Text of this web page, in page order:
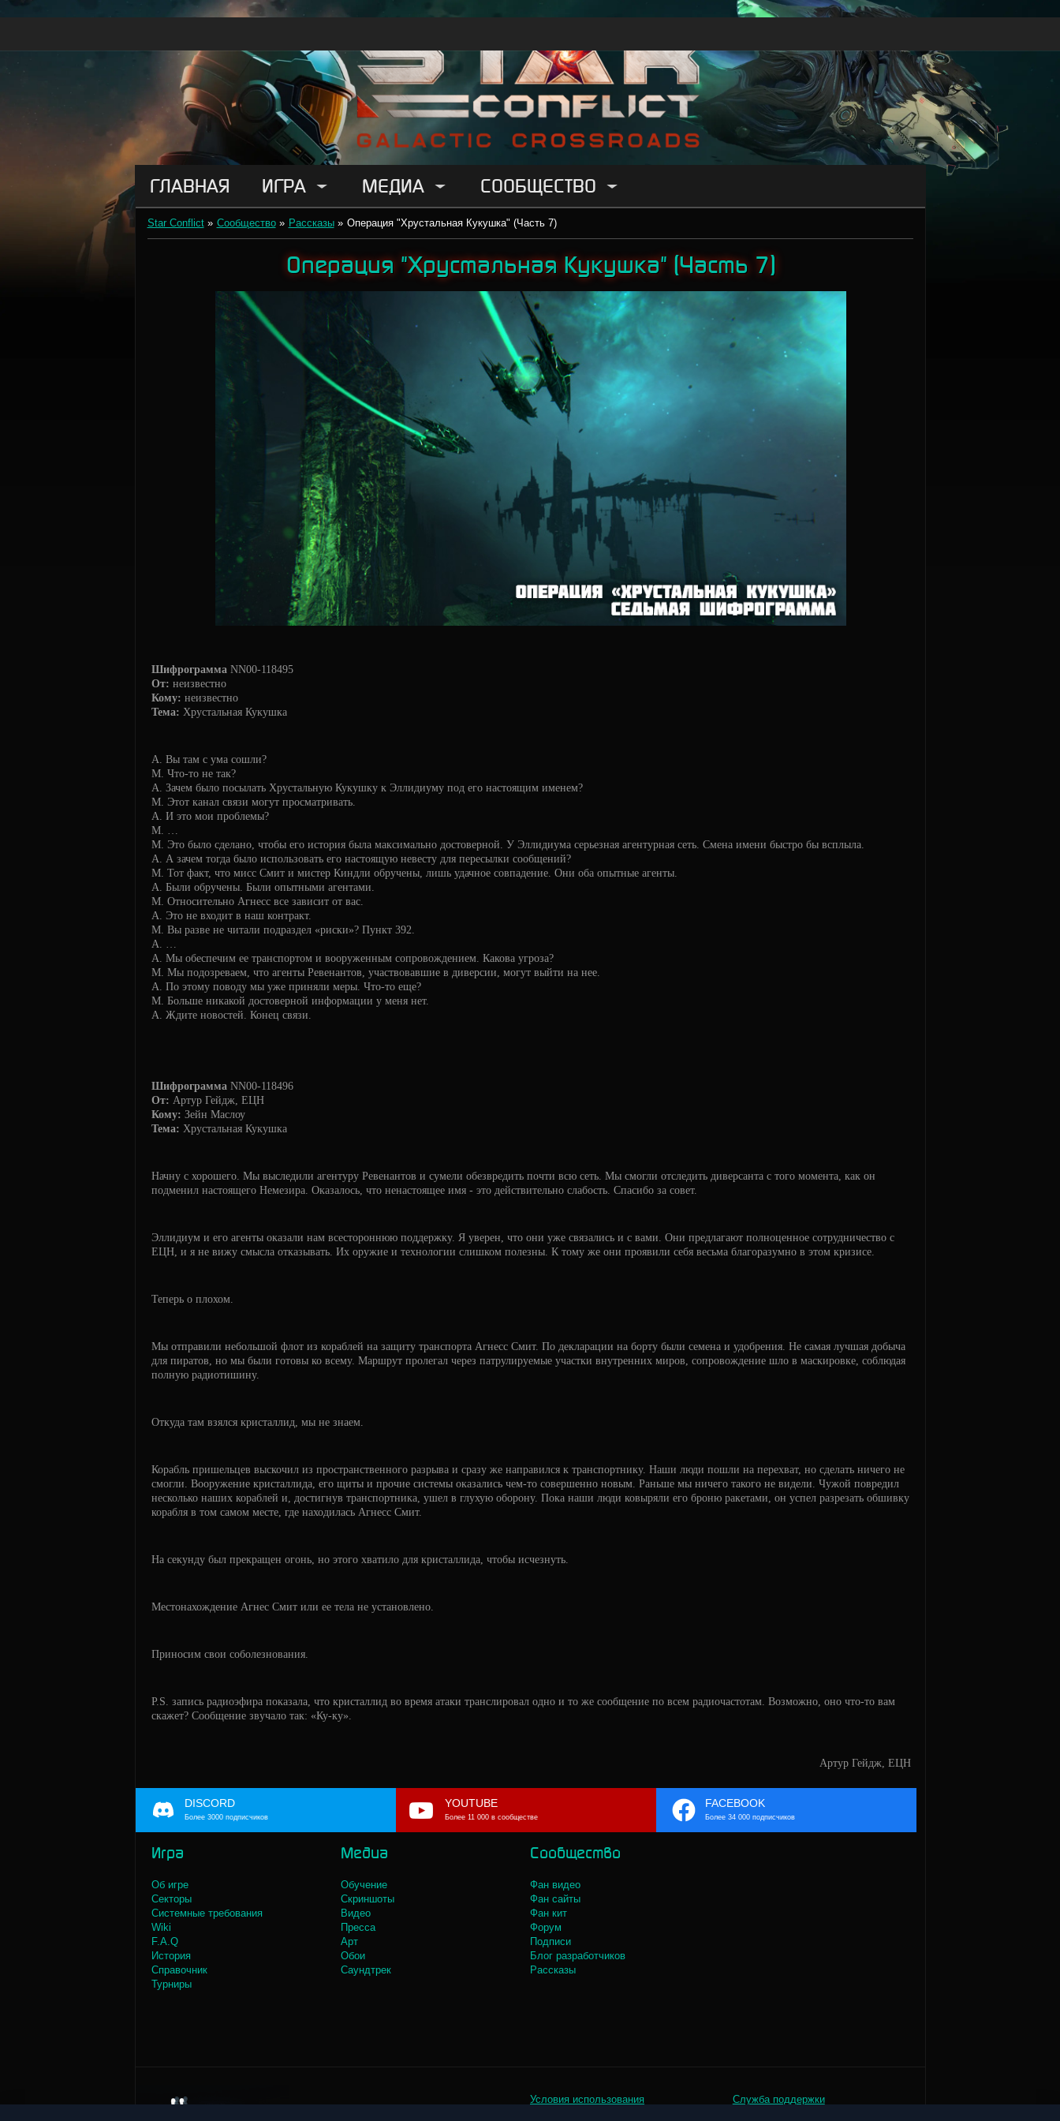
ГЛАВНАЯ ИГРА МЕДИА СООБЩЕСТВО
Star Conflict » Сообщество » Рассказы » Операция "Хрустальная Кукушка" (Часть 7)
Операция "Хрустальная Кукушка" (Часть 7)
ШифрограммаNN00-118495
От: неизвестно
Кому: неизвестно
Тема: Хрустальная Кукушка
А. Вы там с ума сошли?
М. Что-то не так?
А. Зачем было посылать Хрустальную Кукушку к Эллидиуму под его настоящим именем?
М. Этот канал связи могут просматривать.
А. И это мои проблемы?
М. …
М. Это было сделано, чтобы его история была максимально достоверной. У Эллидиума серьезная агентурная сеть. Смена имени быстро бы всплыла.
А. А зачем тогда было использовать его настоящую невесту для пересылки сообщений?
М. Тот факт, что мисс Смит и мистер Киндли обручены, лишь удачное совпадение. Они оба опытные агенты.
А. Были обручены. Были опытными агентами.
М. Относительно Агнесс все зависит от вас.
А. Это не входит в наш контракт.
М. Вы разве не читали подраздел «риски»? Пункт 392.
А. …
А. Мы обеспечим ее транспортом и вооруженным сопровождением. Какова угроза?
М. Мы подозреваем, что агенты Ревенантов, участвовавшие в диверсии, могут выйти на нее.
А. По этому поводу мы уже приняли меры. Что-то еще?
М. Больше никакой достоверной информации у меня нет.
А. Ждите новостей. Конец связи.
ШифрограммаNN00-118496
От: Артур Гейдж, ЕЦН
Кому: Зейн Маслоу
Тема: Хрустальная Кукушка
Начну с хорошего. Мы выследили агентуру Ревенантов и сумели обезвредить почти всю сеть. Мы смогли отследить диверсанта с того момента, как он
подменил настоящего Немезира. Оказалось, что ненастоящее имя - это действительно слабость. Спасибо за совет.
Эллидиум и его агенты оказали нам всестороннюю поддержку. Я уверен, что они уже связались и с вами. Они предлагают полноценное сотрудничество с
ЕЦН, и я не вижу смысла отказывать. Их оружие и технологии слишком полезны. К тому же они проявили себя весьма благоразумно в этом кризисе.
Теперь о плохом.
Мы отправили небольшой флот из кораблей на защиту транспорта Агнесс Смит. По декларации на борту были семена и удобрения. Не самая лучшая добыча
для пиратов, но мы были готовы ко всему. Маршрут пролегал через патрулируемые участки внутренних миров, сопровождение шло в маскировке, соблюдая
полную радиотишину.
Откуда там взялся кристаллид, мы не знаем.
Корабль пришельцев выскочил из пространственного разрыва и сразу же направился к транспортнику. Наши люди пошли на перехват, но сделать ничего не
смогли. Вооружение кристаллида, его щиты и прочие системы оказались чем-то совершенно новым. Раньше мы ничего такого не видели. Чужой повредил
несколько наших кораблей и, достигнув транспортника, ушел в глухую оборону. Пока наши люди ковыряли его броню ракетами, он успел разрезать обшивку
корабля в том самом месте, где находилась Агнесс Смит.
На секунду был прекращен огонь, но этого хватило для кристаллида, чтобы исчезнуть.
Местонахождение Агнес Смит или ее тела не установлено.
Приносим свои соболезнования.
P.S. запись радиоэфира показала, что кристаллид во время атаки транслировал одно и то же сообщение по всем радиочастотам. Возможно, оно что-то вам
скажет? Сообщение звучало так: «Ку-ку».
Артур Гейдж, ЕЦН
DISCORD
Более 3000 подписчиков
YOUTUBE
Более 11 000 в сообществе
FACEBOOK
Более 34 000 подписчиков
Игра
Об игре
Секторы
Системные требования
Wiki
F.A.Q
История
Справочник
Турниры
Медиа
Обучение
Скриншоты
Видео
Пресса
Арт
Обои
Саундтрек
Сообщество
Фан видео
Фан сайты
Фан кит
Форум
Подписи
Блог разработчиков
Рассказы
Условия использования Служба поддержки